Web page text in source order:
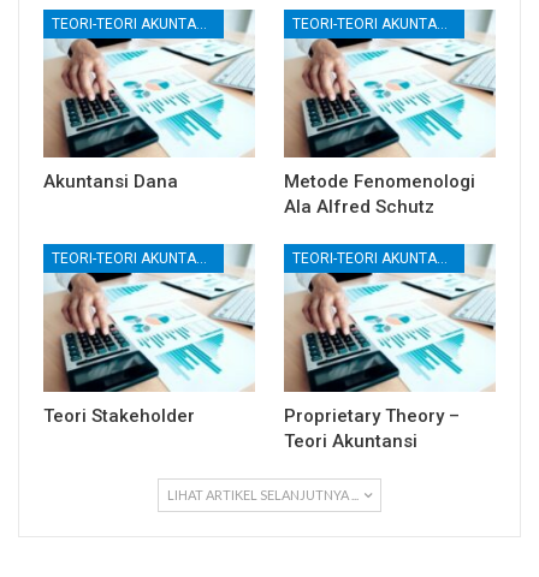
TEORI-TEORI AKUNTANSI
Akuntansi Dana
TEORI-TEORI AKUNTANSI
Metode Fenomenologi
Ala Alfred Schutz
TEORI-TEORI AKUNTANSI
Teori Stakeholder
TEORI-TEORI AKUNTANSI
Proprietary Theory –
Teori Akuntansi
LIHAT ARTIKEL SELANJUTNYA ...